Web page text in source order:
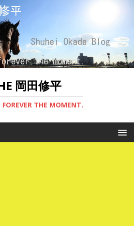
岡田修平
FOREVER THE MOMENT.